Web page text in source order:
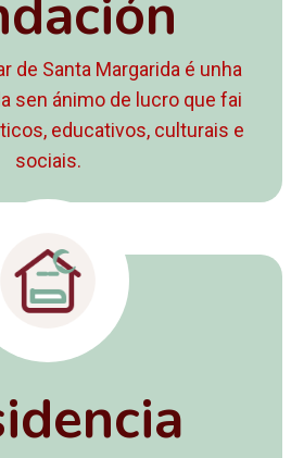
de Santa Margarida é unha
sen ánimo de lucro que fai
educativos, culturais e
sociais.